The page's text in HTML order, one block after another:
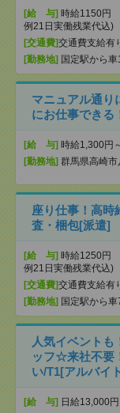
[給 与] 時給1150円
例21日実働残業代込)
[交通費]交通費支給有
[勤務地] 国定駅から
マニュアル通
にお仕事でき
[給 与] 時給1,300円
[勤務地] 群馬県高崎市
座り仕事！高時
査・梱包[派遣]
[給 与] 時給1250円
例21日実働残業代込)
[交通費]交通費支給有
[勤務地] 国定駅から車
人気イベントも
ッフ☆来社不要
い/T1[アルバイ
[給 与] 日給13,000円